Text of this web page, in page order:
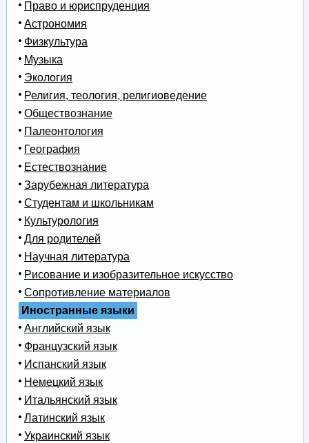
Право и юриспруденция
Астрономия
Физкультура
Музыка
Экология
Религия, теология, религиоведение
Обществознание
Палеонтология
География
Естествознание
Зарубежная литература
Студентам и школьникам
Культурология
Для родителей
Научная литература
Рисование и изобразительное искусство
Сопротивление материалов
Иностранные языки
Английский язык
Французский язык
Испанский язык
Немецкий язык
Итальянский язык
Латинский язык
Украинский язык